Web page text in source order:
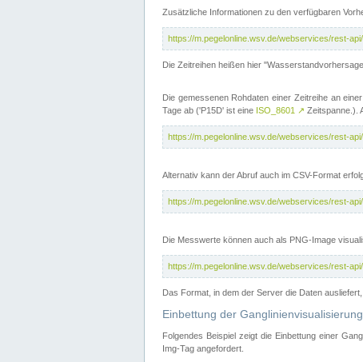
Zusätzliche Informationen zu den verfügbaren
https://m.pegelonline.wsv.de/webservices/rest-
Die Zeitreihen heißen hier
Die gemessenen Rohdaten einer Zeitreihe an
Tage ab ('P15D' ist eine ISO_8601 ↗ Zeitspanne.).
https://m.pegelonline.wsv.de/webservices/rest-
Alternativ kann der Abruf auch im CSV-Format
https://m.pegelonline.wsv.de/webservices/rest-
Die Messwerte können auch als PNG-Image
https://m.pegelonline.wsv.de/webservices/rest-
Das Format, in dem der Server die Daten
Einbettung der
Folgendes Beispiel zeigt die Einbettung einer
Img-Tag angefordert.